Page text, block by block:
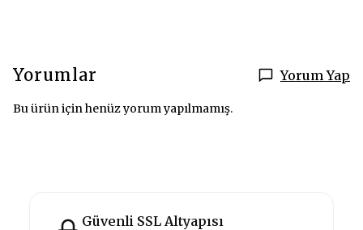
Yorumlar Yorum Yap
Bu ürün için henüz yorum yapılmamış.
Güvenli SSL Altyapısı